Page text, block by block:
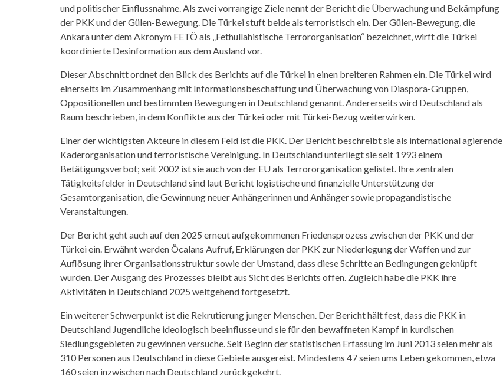
und politischer Einflussnahme. Als zwei vorrangige Ziele nennt der Bericht die Überwachung und Bekämpfung
der PKK und der Gülen-Bewegung. Die Türkei stuft beide als terroristisch ein. Der Gülen-Bewegung, die
Ankara unter dem Akronym FETÖ als „Fethullahistische Terrororganisation“ bezeichnet, wirft die Türkei
koordinierte Desinformation aus dem Ausland vor.
Dieser Abschnitt ordnet den Blick des Berichts auf die Türkei in einen breiteren Rahmen ein. Die Türkei wird
einerseits im Zusammenhang mit Informationsbeschaffung und Überwachung von Diaspora-Gruppen,
Oppositionellen und bestimmten Bewegungen in Deutschland genannt. Andererseits wird Deutschland als
Raum beschrieben, in dem Konflikte aus der Türkei oder mit Türkei-Bezug weiterwirken.
Einer der wichtigsten Akteure in diesem Feld ist die PKK. Der Bericht beschreibt sie als international agierende
Kaderorganisation und terroristische Vereinigung. In Deutschland unterliegt sie seit 1993 einem
Betätigungsverbot; seit 2002 ist sie auch von der EU als Terrororganisation gelistet. Ihre zentralen
Tätigkeitsfelder in Deutschland sind laut Bericht logistische und finanzielle Unterstützung der
Gesamtorganisation, die Gewinnung neuer Anhängerinnen und Anhänger sowie propagandistische
Veranstaltungen.
Der Bericht geht auch auf den 2025 erneut aufgekommenen Friedensprozess zwischen der PKK und der
Türkei ein. Erwähnt werden Öcalans Aufruf, Erklärungen der PKK zur Niederlegung der Waffen und zur
Auflösung ihrer Organisationsstruktur sowie der Umstand, dass diese Schritte an Bedingungen geknüpft
wurden. Der Ausgang des Prozesses bleibt aus Sicht des Berichts offen. Zugleich habe die PKK ihre
Aktivitäten in Deutschland 2025 weitgehend fortgesetzt.
Ein weiterer Schwerpunkt ist die Rekrutierung junger Menschen. Der Bericht hält fest, dass die PKK in
Deutschland Jugendliche ideologisch beeinflusse und sie für den bewaffneten Kampf in kurdischen
Siedlungsgebieten zu gewinnen versuche. Seit Beginn der statistischen Erfassung im Juni 2013 seien mehr als
310 Personen aus Deutschland in diese Gebiete ausgereist. Mindestens 47 seien ums Leben gekommen, etwa
160 seien inzwischen nach Deutschland zurückgekehrt.